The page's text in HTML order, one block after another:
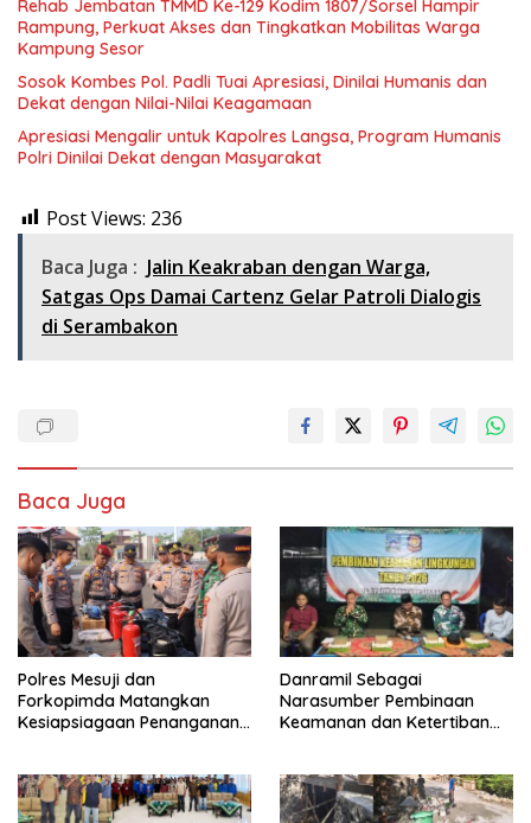
Rehab Jembatan TMMD Ke-129 Kodim 1807/Sorsel Hampir
Rampung, Perkuat Akses dan Tingkatkan Mobilitas Warga
Kampung Sesor
Sosok Kombes Pol. Padli Tuai Apresiasi, Dinilai Humanis dan
Dekat dengan Nilai-Nilai Keagamaan
Apresiasi Mengalir untuk Kapolres Langsa, Program Humanis
Polri Dinilai Dekat dengan Masyarakat
Post Views: 236
Baca Juga : Jalin Keakraban dengan Warga,
Satgas Ops Damai Cartenz Gelar Patroli Dialogis
di Serambakon
Baca Juga
Polres Mesuji dan
Forkopimda Matangkan
Kesiapsiagaan Penanganan
Danramil Sebagai
Narasumber Pembinaan
Keamanan dan Ketertiban